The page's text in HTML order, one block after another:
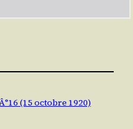
(15 octobre 1920)